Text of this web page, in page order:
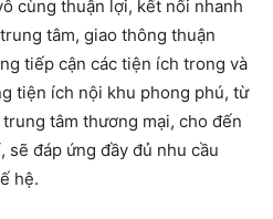
cùng thuận lợi, kết nối nhanh
tâm, giao thông thuận
tiếp cận các tiện ích trong và
tiện ích nội khu phong phú, từ
tâm thương mại, cho đến
sẽ đáp ứng đầy đủ nhu cầu
hệ.